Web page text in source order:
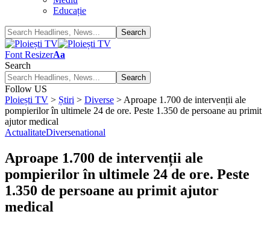
Educație
Font ResizerAa
Search
Follow US
Ploiești TV > Știri > Diverse > Aproape 1.700 de intervenții ale
pompierilor în ultimele 24 de ore. Peste 1.350 de persoane au primit
ajutor medical
ActualitateDiversenational
Aproape 1.700 de intervenții ale
pompierilor în ultimele 24 de ore. Peste
1.350 de persoane au primit ajutor
medical